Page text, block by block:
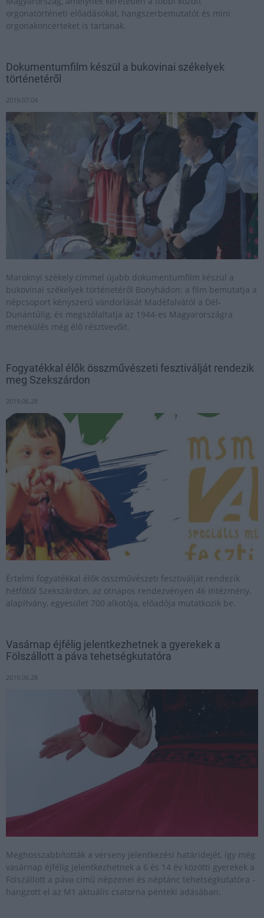
orgonatörténeti előadásokat, hangszerbemutatót és mini
orgonakoncerteket is tartanak.
Dokumentumfilm készül a bukovinai székelyek
történetéről
2019.07.04
Maroknyi székely címmel újabb dokumentumfilm készül a
bukovinai székelyek történetéről Bonyhádon: a film bemutatja a
népcsoport kényszerű vándorlását Madéfalvától a Dél-
Dunántúlig, és megszólaltatja az 1944-es Magyarországra
menekülés még élő résztvevőit.
Fogyatékkal élők összművészeti fesztiválját rendezik
meg Szekszárdon
2019.06.28
Értelmi fogyatékkal élők összművészeti fesztiválját rendezik
hétfőtől Szekszárdon, az ötnapos rendezvényen 46 intézmény,
alapítvány, egyesület 700 alkotója, előadója mutatkozik be.
Vasárnap éjfélig jelentkezhetnek a gyerekek a
Fölszállott a páva tehetségkutatóra
2019.06.28
Meghosszabbították a verseny jelentkezési határidejét, így még
vasárnap éjfélig jelentkezhetnek a 6 és 14 év közötti gyerekek a
Fölszállott a páva című népzenei és néptánc tehetségkutatóra -
hangzott el az M1 aktuális csatorna pénteki adásában.